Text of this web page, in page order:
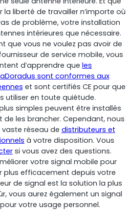
Repeater
Irlande. Répéteur commercial
la liberté de travailler n’importe où
de problème, votre installation
intérieures que nécessaire.
que vous ne voulez pas avoir de
de service mobile, vous
d’apprendre que les
sont conformes aux
et sont certifiés CE pour que
utiliser en toute quiétude.
simples peuvent être installés
les brancher. Cependant, nous
réseau de distributeurs et
à votre disposition. Vous
si vous avez des questions.
votre signal mobile pour
plus efficacement depuis votre
de signal est la solution la plus
vous aurez également un signal
votre usage personnel.